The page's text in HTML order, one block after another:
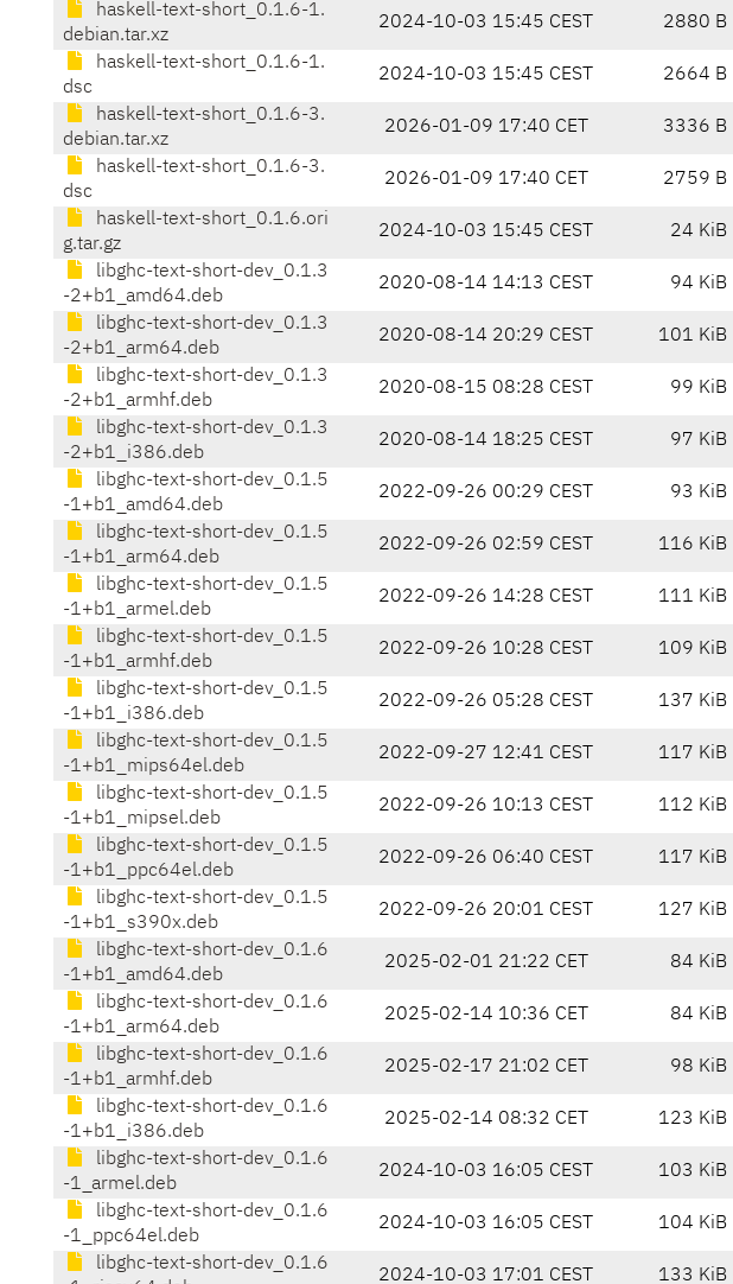
haskell-text-short_0.1.6-1.
debian.tar.xz
2024-10-03 15:45 CEST 2880 B
haskell-text-short_0.1.6-1.
dsc
2024-10-03 15:45 CEST 2664 B
haskell-text-short_0.1.6-3.
debian.tar.xz
2026-01-09 17:40 CET 3336 B
haskell-text-short_0.1.6-3.
dsc
2026-01-09 17:40 CET 2759 B
haskell-text-short_0.1.6.ori
g.tar.gz
2024-10-03 15:45 CEST 24 KiB
libghc-text-short-dev_0.1.3
-2+b1_amd64.deb
2020-08-14 14:13 CEST 94 KiB
libghc-text-short-dev_0.1.3
-2+b1_arm64.deb
2020-08-14 20:29 CEST 101 KiB
libghc-text-short-dev_0.1.3
-2+b1_armhf.deb
2020-08-15 08:28 CEST 99 KiB
libghc-text-short-dev_0.1.3
-2+b1_i386.deb
2020-08-14 18:25 CEST 97 KiB
libghc-text-short-dev_0.1.5
-1+b1_amd64.deb
2022-09-26 00:29 CEST 93 KiB
libghc-text-short-dev_0.1.5
-1+b1_arm64.deb
2022-09-26 02:59 CEST 116 KiB
libghc-text-short-dev_0.1.5
-1+b1_armel.deb
2022-09-26 14:28 CEST 111 KiB
libghc-text-short-dev_0.1.5
-1+b1_armhf.deb
2022-09-26 10:28 CEST 109 KiB
libghc-text-short-dev_0.1.5
-1+b1_i386.deb
2022-09-26 05:28 CEST 137 KiB
libghc-text-short-dev_0.1.5
-1+b1_mips64el.deb
2022-09-27 12:41 CEST 117 KiB
libghc-text-short-dev_0.1.5
-1+b1_mipsel.deb
2022-09-26 10:13 CEST 112 KiB
libghc-text-short-dev_0.1.5
-1+b1_ppc64el.deb
2022-09-26 06:40 CEST 117 KiB
libghc-text-short-dev_0.1.5
-1+b1_s390x.deb
2022-09-26 20:01 CEST 127 KiB
libghc-text-short-dev_0.1.6
-1+b1_amd64.deb
2025-02-01 21:22 CET 84 KiB
libghc-text-short-dev_0.1.6
-1+b1_arm64.deb
2025-02-14 10:36 CET 84 KiB
libghc-text-short-dev_0.1.6
-1+b1_armhf.deb
2025-02-17 21:02 CET 98 KiB
libghc-text-short-dev_0.1.6
-1+b1_i386.deb
2025-02-14 08:32 CET 123 KiB
libghc-text-short-dev_0.1.6
-1_armel.deb
2024-10-03 16:05 CEST 103 KiB
libghc-text-short-dev_0.1.6
-1_ppc64el.deb
2024-10-03 16:05 CEST 104 KiB
libghc-text-short-dev_0.1.6
2024-10-03 17:01 CEST 133 KiB